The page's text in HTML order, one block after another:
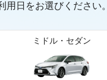
日をお選びください。
ミドル・セダン